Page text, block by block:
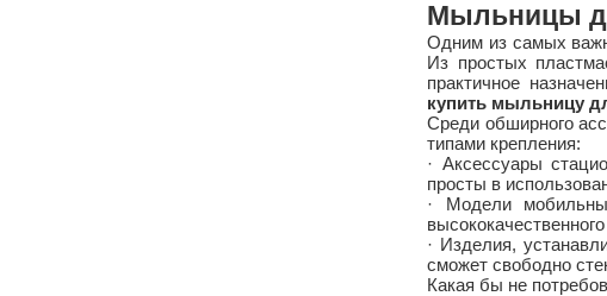
Мыльницы
Одним из самых
Из простых
практичное
купить мыльницу
Среди обширного
типами крепления:
· Аксессуары
просты в
· Модели
· Изделия,
сможет свободно
Какая бы не